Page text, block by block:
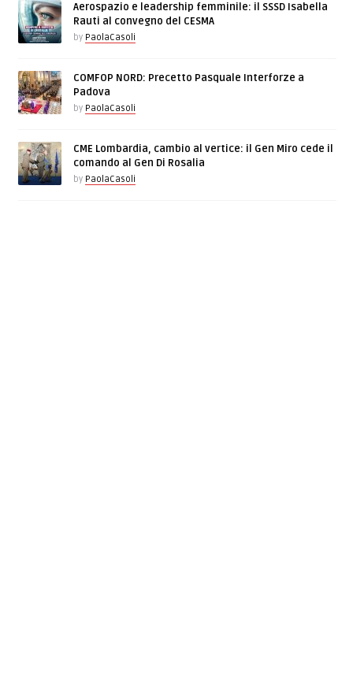
Aerospazio e leadership femminile: il SSSD Isabella
Rauti al convegno del CESMA
by PaolaCasoli
COMFOP NORD: Precetto Pasquale Interforze a
Padova
by PaolaCasoli
CME Lombardia, cambio al vertice: il Gen Miro cede il
comando al Gen Di Rosalia
by PaolaCasoli